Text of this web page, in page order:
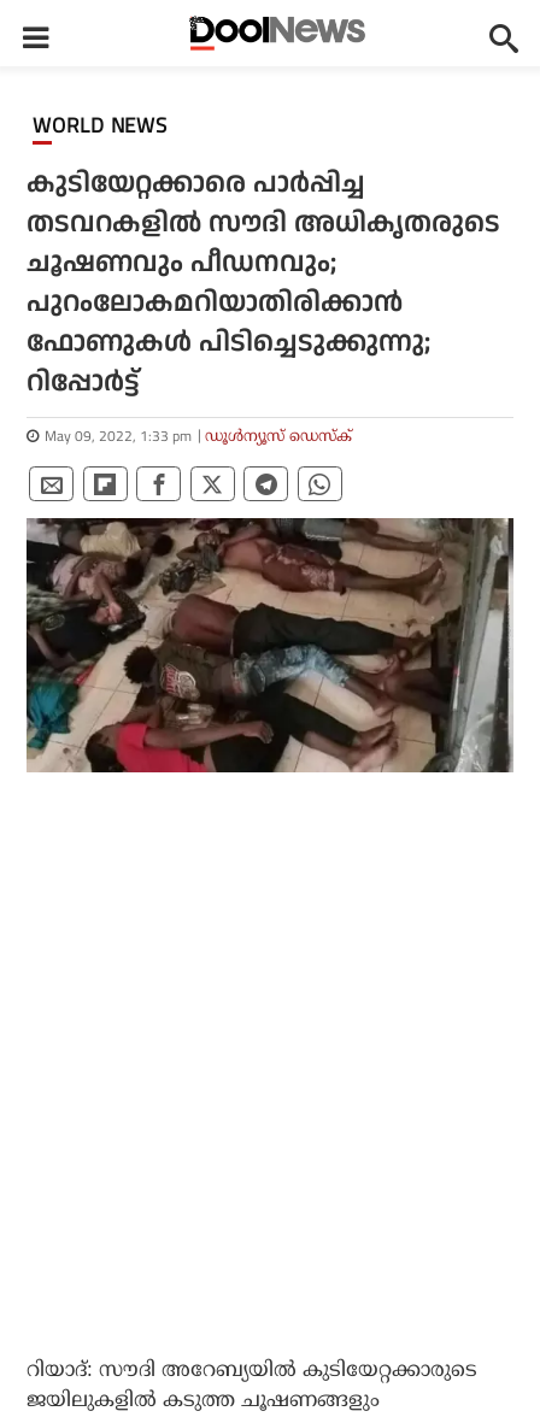
WORLD NEWS
കുടിയേറ്റക്കാരെ പാര്‍പ്പിച്ച
തടവറകളില്‍ സൗദി അധികൃതരുടെ
ചൂഷണവും പീഡനവും;
പുറംലോകമറിയാതിരിക്കാന്‍
ഫോണുകള്‍ പിടിച്ചെടുക്കുന്നു;
റിപ്പോര്‍ട്ട്
May 09, 2022, 1:33 pm ഡൂള്‍ന്യൂസ് ഡെസ്‌ക്
റിയാദ്: സൗദി അറേബ്യയില്‍ കുടിയേറ്റക്കാരുടെ
ജയിലുകളില്‍ കടുത്ത ചൂഷണങ്ങളും